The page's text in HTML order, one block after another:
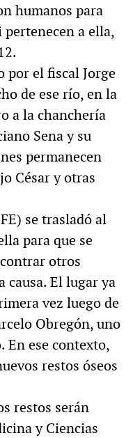
humanos para
a ella,
por el fiscal Jorge
de ese río, en la
a la chanchería
Sena y su
permanecen
César y otras
se trasladó al
para que se
otros
causa. El lugar ya
vez luego de
Obregón, uno
En ese contexto,
restos óseos
restos serán
y Ciencias